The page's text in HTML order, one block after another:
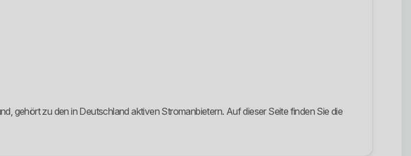
gehört zu den in Deutschland aktiven Stromanbietern. Auf dieser Seite finden Sie die